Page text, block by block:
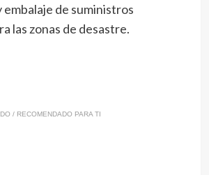
embalaje de suministros
las zonas de desastre.
/ RECOMENDADO PARA TI